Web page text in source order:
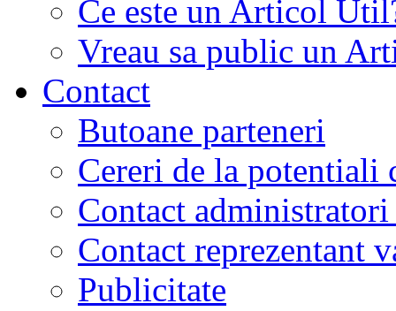
Ce este un Articol
Vreau sa public un
Contact
Butoane parteneri
Cereri de la potentiali
Contact
Contact reprezentant
Publicitate